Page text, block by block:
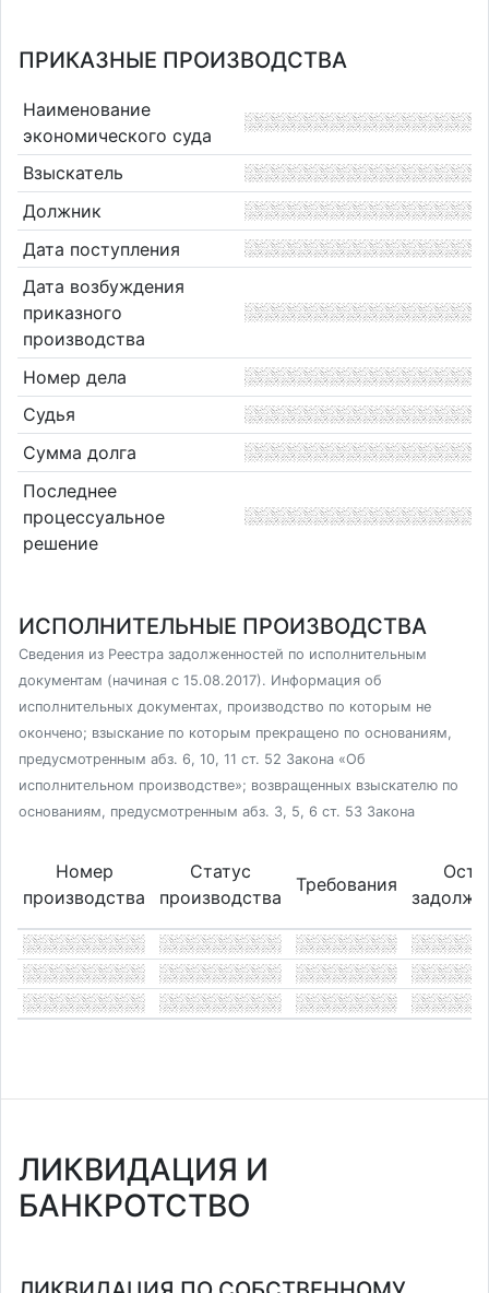
ПРИКАЗНЫЕ ПРОИЗВОДСТВА
Наименование
экономического суда
Взыскатель
Должник
Дата поступления
Дата возбуждения
приказного
производства
Номер дела
Судья
Сумма долга
Последнее
процессуальное
решение
ИСПОЛНИТЕЛЬНЫЕ ПРОИЗВОДСТВА
Сведения из Реестра задолженностей по исполнительным
документам (начиная с 15.08.2017). Информация об
исполнительных документах, производство по которым не
окончено; взыскание по которым прекращено по основаниям,
предусмотренным абз. 6, 10, 11 ст. 52 Закона «Об
исполнительном производстве»; возвращенных взыскателю по
основаниям, предусмотренным абз. 3, 5, 6 ст. 53 Закона
Номер
производства
Статус
производства
Требования
ЛИКВИДАЦИЯ И
БАНКРОТСТВО